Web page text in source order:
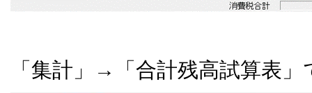
「集計」→「合計残高試算表」